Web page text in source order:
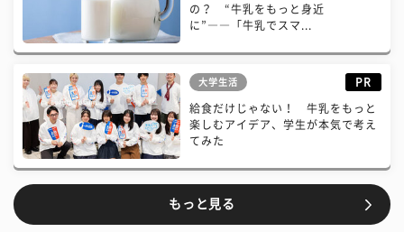
の？ “牛乳をもっと身近
に”――「牛乳でスマ...
大学生活 PR
給食だけじゃない！ 牛乳をもっと
楽しむアイデア、学生が本気で考え
てみた
もっと見る